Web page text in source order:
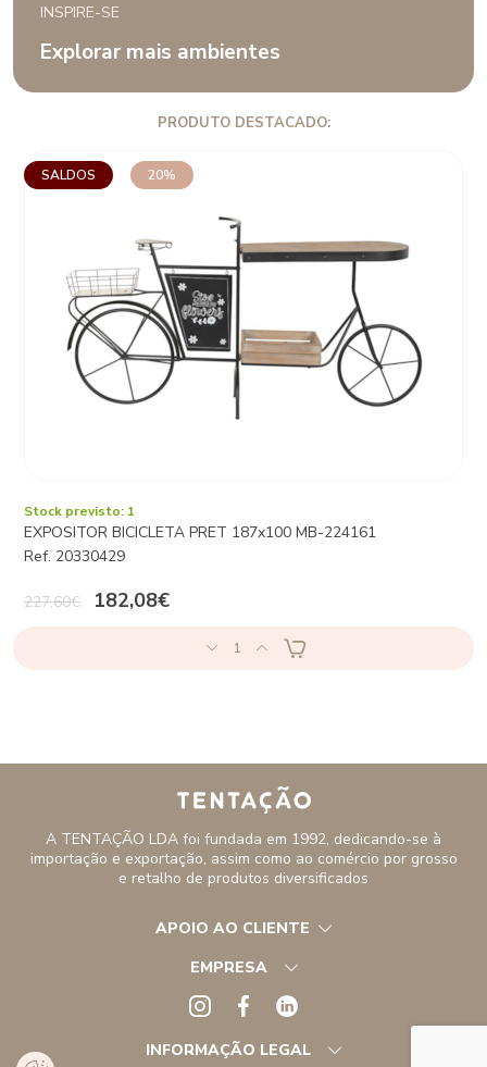
INSPIRE-SE
Explorar mais ambientes
PRODUTO DESTACADO:
SALDOS 20%
Stock previsto: 1
EXPOSITOR BICICLETA PRET 187x100 MB-224161
Ref. 20330429
227,60€ 182,08€
1
A TENTAÇÃO LDA foi fundada em 1992, dedicando-se à
importação e exportação, assim como ao comércio por grosso
e retalho de produtos diversificados
APOIO AO CLIENTE
EMPRESA
INFORMAÇÃO LEGAL